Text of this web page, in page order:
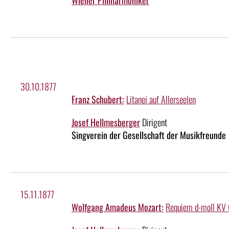
30.10.1877
Franz Schubert: Litanei auf Allerseelen
Josef HellmesbergerDirigent
Singverein der Gesellschaft der Musikfreunde
15.11.1877
Wolfgang Amadeus Mozart: Requiem d-moll